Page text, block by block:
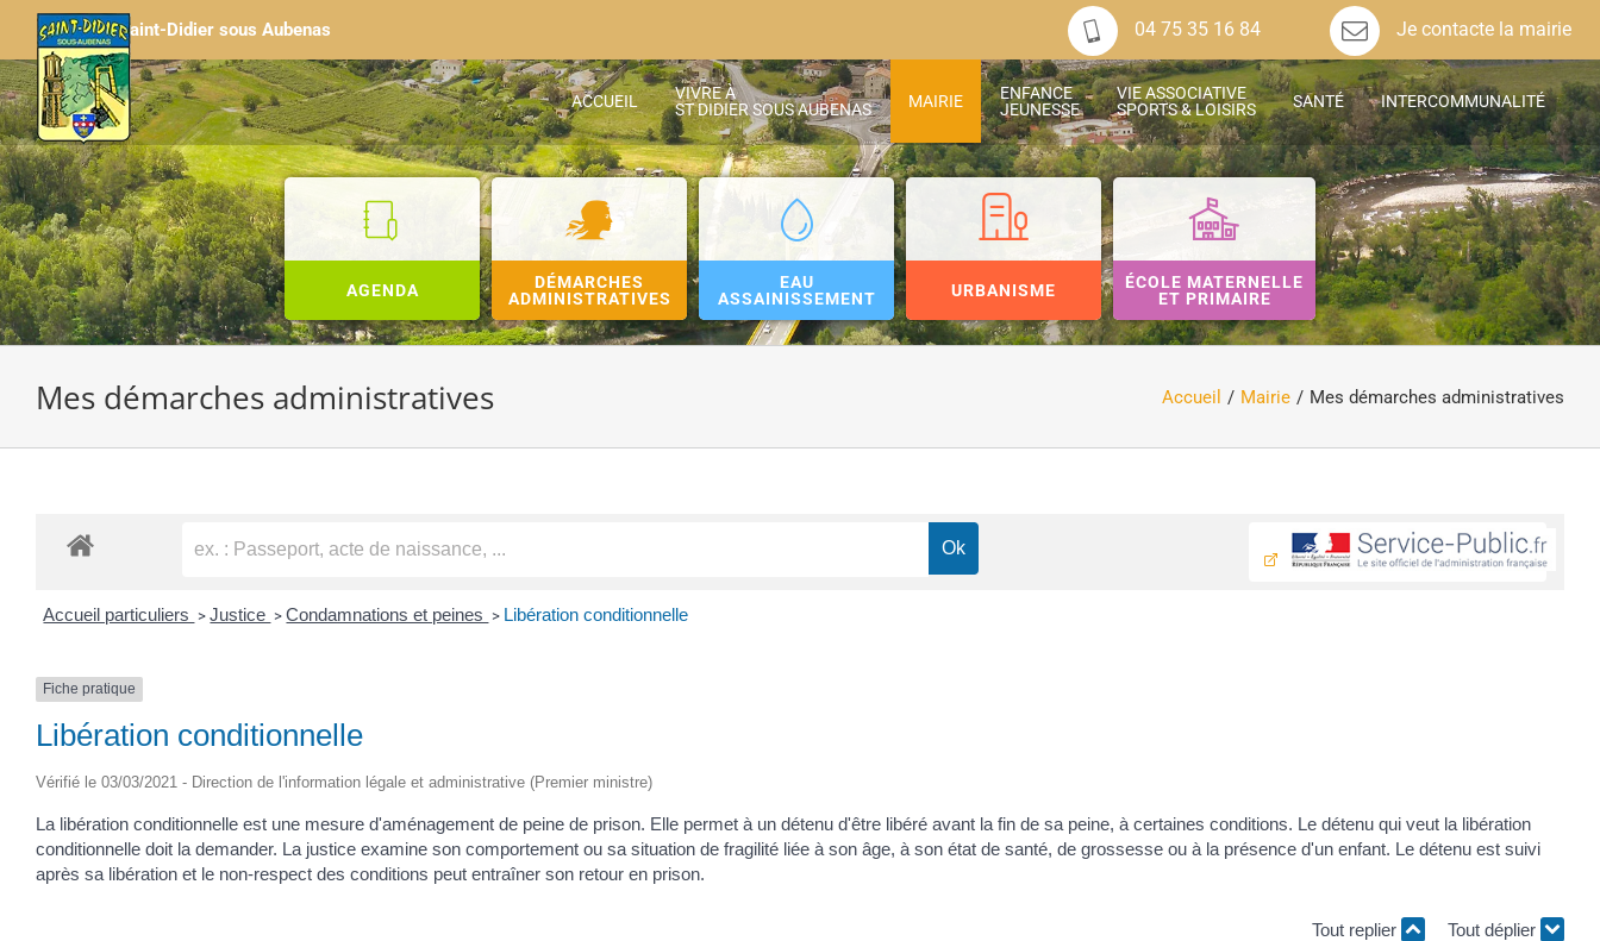
Passer
contenu
Saint-Didier sous Aubenas 04 75 35 16 84 Je contacte la mairie
ACCUEIL
VIVRE À
ST DIDIER SOUS AUBENAS
MAIRIE
ENFANCE
JEUNESSE
VIE ASSOCIATIVE
SPORTS & LOISIRS
SANTÉ INTERCOMMUNALITÉ
AGENDA
DÉMARCHES
ADMINISTRATIVES
EAU
ASSAINISSEMENT
URBANISME
ÉCOLE MATERNELLE
ET PRIMAIRE
Mes démarches administratives Accueil Mairie Mes démarches administratives
Accueil particuliers > Justice > Condamnations et peines > Libération conditionnelle
Fiche pratique
Libération conditionnelle
Vérifié le 03/03/2021 - Direction de l'information légale et administrative (Premier ministre)
La libération conditionnelle est une mesure d'aménagement de peine de prison. Elle permet à un détenu d'être libéré avant la fin de sa peine, à certaines conditions. Le détenu qui veut la libération
conditionnelle doit la demander. La justice examine son comportement ou sa situation de fragilité liée à son âge, à son état de santé, de grossesse ou à la présence d'un enfant. Le détenu est suivi
après sa libération et le non-respect des conditions peut entraîner son retour en prison.
Tout replier Tout déplier